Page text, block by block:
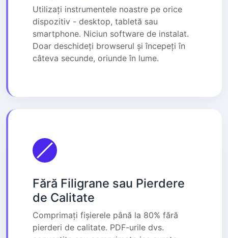
Utilizați instrumentele noastre pe orice
dispozitiv - desktop, tabletă sau
smartphone. Niciun software de instalat.
Doar deschideți browserul și începeți în
câteva secunde, oriunde în lume.
Fără Filigrane sau Pierdere
de Calitate
Comprimați fișierele până la 80% fără
pierderi de calitate. PDF-urile dvs.